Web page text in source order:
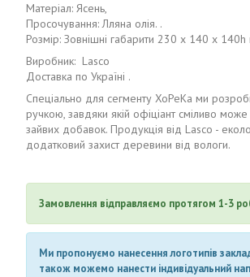
Матеріал: Ясень,
Просочування: Лляна олія. .
Розмір: Зовнішні габарити 230 х 140 х
Виробник: Lasco
Доставка по Україні .
Спеціально для сегменту ХоРеКа ми
ручкою, завдяки якій офіціант сміливо
зайвих добавок. Продукція від Lasco -
додатковий захист деревини від вологи.
Замовлення відправляємо протягом 1-3
Ми пропонуємо нанесення логотипів
також можемо нанести індивідуальний